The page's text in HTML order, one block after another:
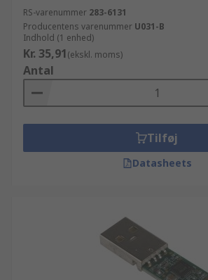
RS-varenummer 283-6131
Producentens varenummer U031-B
Indhold (1 enhed)
Kr. 35,91(ekskl. moms)
Antal
Tilføj
Datasheets